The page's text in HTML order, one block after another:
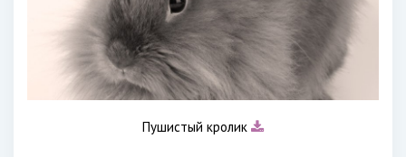
Пушистый кролик